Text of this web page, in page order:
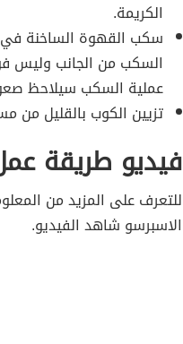
الكريمة.
سكب القهوة الساخنة
السكب من الجانب وليس
عملية السكب سيلاحظ
تزيين الكوب بالقليل من
فيديو طريقة
للتعرف على المزيد من
الاسبرسو شاهد الفيديو.